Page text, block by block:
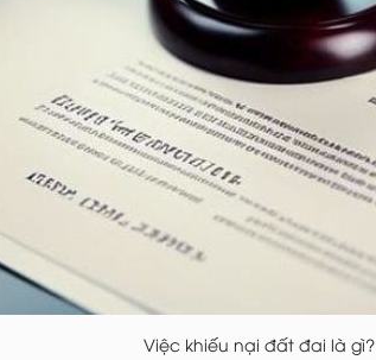
Việc khiếu nại đất đai là gì?